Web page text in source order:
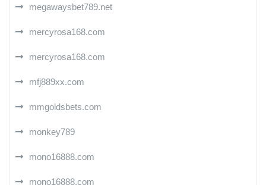
megawaysbet789.net
mercyrosa168.com
mercyrosa168.com
mfj889xx.com
mmgoldsbets.com
monkey789
mono16888.com
mono16888.com